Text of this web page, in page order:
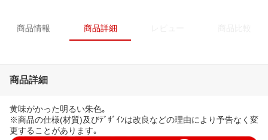
商品情報 商品詳細
商品詳細
黄味がかった明るい朱色｡
※商品の仕様(材質)及びﾃﾞｻﾞｲﾝは改良などの理由により予告なく変
更することがあります｡